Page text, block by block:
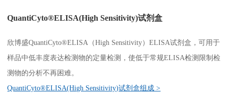
关于欣博盛
公司介绍
联系我们 公司新闻
QuantiCyto®ELISA(High Sensitivity)试剂盒
欣博盛QuantiCyto®ELISA（High Sensitivity）ELISA试剂盒，可用于
样品中低丰度表达检测物的定量检测，使低于常规ELISA检测限制检
测物的分析不再困难。
QuantiCyto®ELISA(High Sensitivity)试剂盒组成 >